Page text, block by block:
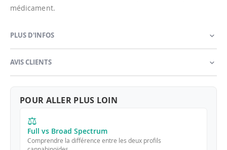
médicament.
PLUS D'INFOS
AVIS CLIENTS
POUR ALLER PLUS LOIN
⚖
Full vs Broad Spectrum
Comprendre la différence entre les deux profils